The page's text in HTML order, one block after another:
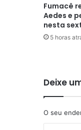
Fumacê
Aedes e
nesta
5 horas
Deixe
O seu